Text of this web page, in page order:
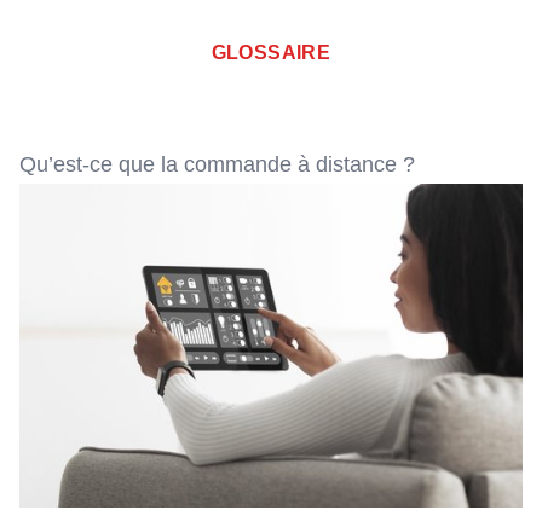
GLOSSAIRE
Qu’est-ce que la commande à distance ?